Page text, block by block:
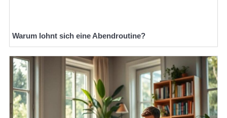
Warum lohnt sich eine Abendroutine?